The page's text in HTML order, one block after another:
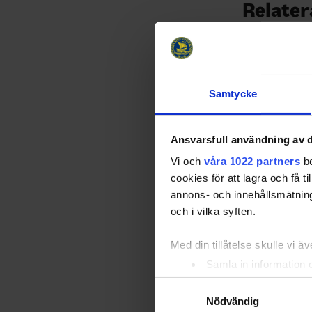
Samtycke
Ansvarsfull användning av
Vi och våra 1022 partners
cookies för att lagra och få
annons- och
och i vilka syften.
Med din tillåtelse skulle vi
Samla in information
Identifiera din enhet
Ta reda på mer om hur
Nödvändig
Nu börjar
24-04-08
söndagen
matcher ska
innan turen